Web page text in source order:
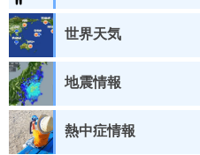
世界天気
地震情報
熱中症情報